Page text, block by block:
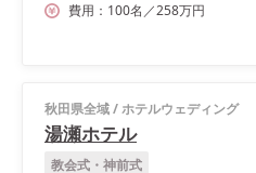
費用： 100名 ／258万円
秋田県全域/ホテルウェディング
湯瀬ホテル
教会式・神前式